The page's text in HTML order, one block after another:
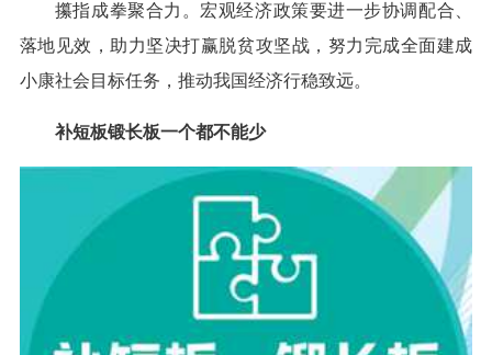
攥指成拳聚合力。宏观经济政策要进一步协调配合、
落地见效，助力坚决打赢脱贫攻坚战，努力完成全面建成
小康社会目标任务，推动我国经济行稳致远。
补短板锻长板一个都不能少